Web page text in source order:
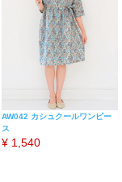
AW042 カシュクールワンピー
ス
¥ 1,540